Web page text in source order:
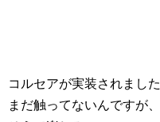
コルセアが実装されました
まだ触ってないんですが